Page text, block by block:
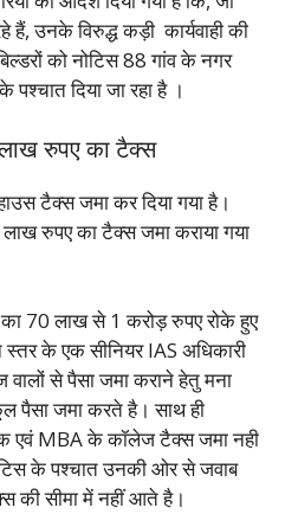
उनके विरुद्ध कड़ी कार्यवाही की
को नोटिस 88 गांव के नगर
पश्चात दिया जा रहा है ।
लाख रुपए का टैक्स
टैक्स जमा कर दिया गया है।
रुपए का टैक्स जमा कराया गया
70 लाख से 1 करोड़ रुपए रोके हुए
के एक सीनियर IAS अधिकारी
से पैसा जमा कराने हेतु मना
पैसा जमा करते है।साथ ही
एवं MBA के कॉलेज टैक्स जमा नही
के पश्चात उनकी ओर से जवाब
की सीमा में नहीं आते है।